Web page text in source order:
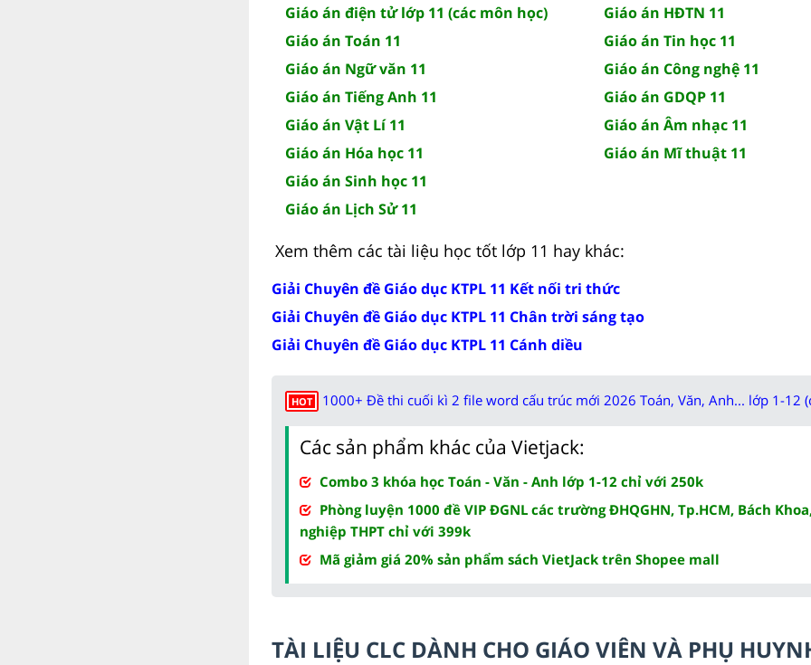
Giáo án điện tử lớp 11 (các môn học)
Giáo án Toán 11
Giáo án Ngữ văn 11
Giáo án Tiếng Anh 11
Giáo án Vật Lí 11
Giáo án Hóa học 11
Giáo án Sinh học 11
Giáo án Lịch Sử 11
Giáo án HĐTN 11
Giáo án Tin học 11
Giáo án Công nghệ 11
Giáo án GDQP 11
Giáo án Âm nhạc 11
Giáo án Mĩ thuật 11
Xem thêm các tài liệu học tốt lớp 11 hay khác:
Giải Chuyên đề Giáo dục KTPL 11 Kết nối tri thức
Giải Chuyên đề Giáo dục KTPL 11 Chân trời sáng tạo
Giải Chuyên đề Giáo dục KTPL 11 Cánh diều
HOT 1000+ Đề thi cuối kì 2 file word cấu trúc mới 2026 Toán, Văn, Anh... lớp 1-12
Các sản phẩm khác của Vietjack:
Combo 3 khóa học Toán - Văn - Anh lớp 1-12 chỉ với 250k
Phòng luyện 1000 đề VIP ĐGNL các trường ĐHQGHN, Tp.HCM, Bách
nghiệp THPT chỉ với 399k
Mã giảm giá 20% sản phẩm sách VietJack trên Shopee mall
TÀI LIỆU CLC DÀNH CHO GIÁO VIÊN VÀ PHỤ